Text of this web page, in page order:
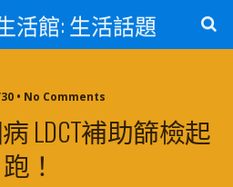
活館: 生活話題
• No Comments
LDCT補助篩檢起
跑！